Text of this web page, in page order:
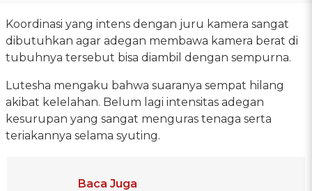
Koordinasi yang intens dengan juru kamera sangat
dibutuhkan agar adegan membawa kamera berat di
tubuhnya tersebut bisa diambil dengan sempurna.
Lutesha mengaku bahwa suaranya sempat hilang
akibat kelelahan. Belum lagi intensitas adegan
kesurupan yang sangat menguras tenaga serta
teriakannya selama syuting.
Baca Juga